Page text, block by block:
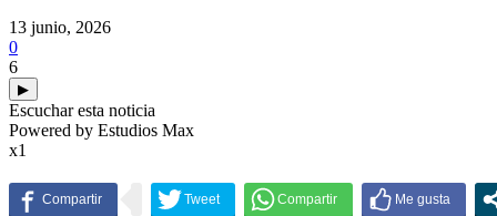
13 junio, 2026
0
6
▶
Escuchar esta noticia
Powered by Estudios Max
x1